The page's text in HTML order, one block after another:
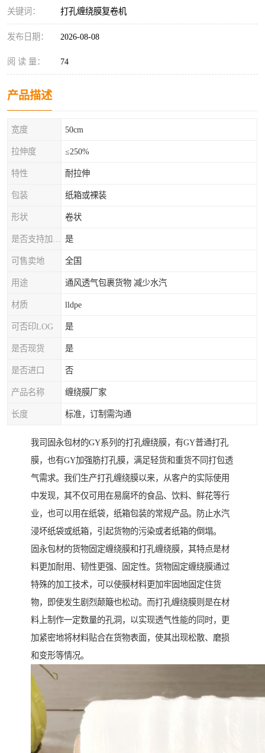
关键词： 打孔缠绕膜复卷机
发布日期： 2026-08-08
阅 读 量： 74
产品描述
宽度 50cm
拉伸度 ≤250%
特性 耐拉伸
包装 纸箱或裸装
形状 卷状
是
可售卖地 全国
用途 通风透气包裹货物 减少水汽
材质 lldpe
可否印LOG 是
是否现货 是
是否进口 否
产品名称 缠绕膜厂家
长度 标准，订制需沟通
我司固永包材的GY系列的打孔缠绕膜，有GY普通打孔
膜，也有GY加强筋打孔膜，满足轻货和重货不同打包透
气需求。我们生产打孔缠绕膜以来，从客户的实际使用
中发现，其不仅可用在易腐坏的食品、饮料、鲜花等行
业，也可以用在纸袋，纸箱包装的常规产品。防止水汽
浸坏纸袋或纸箱，引起货物的污染或者纸箱的倒塌。
固永包材的货物固定缠绕膜和打孔缠绕膜，其特点是材
料更加耐用、韧性更强、固定性。货物固定缠绕膜通过
特殊的加工技术，可以使膜材料更加牢固地固定住货
物，即使发生剧烈颠簸也松动。而打孔缠绕膜则是在材
料上制作一定数量的孔洞，以实现透气性能的同时，更
加紧密地将材料贴合在货物表面，使其出现松散、磨损
和变形等情况。